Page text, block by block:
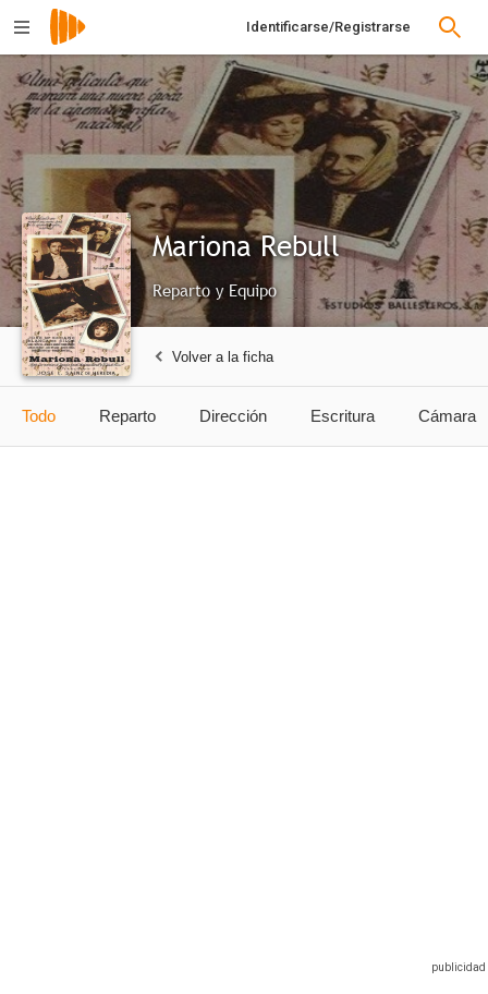
Identificarse/Registrarse
Mariona Rebull
Reparto y Equipo
Volver a la ficha
Todo Reparto Dirección Escritura Cámara